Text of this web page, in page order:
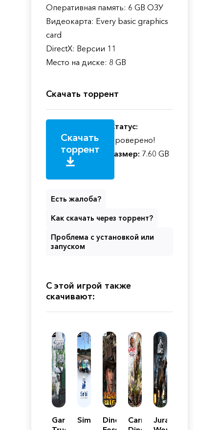
Оперативная память: 6 GB ОЗУ
Видеокарта: Every basic graphics
card
DirectX: Версии 11
Место на диске: 8 GB
Скачать торрент
Скачать
торрент
Статус:
Проверено!
Размер: 7.60 GB
Есть жалоба?
Как скачать через торрент?
Проблема с установкой или
запуском
С этой игрой также
скачивают:
GarbageSimRailDinosaurCarnivores:
Jurassic